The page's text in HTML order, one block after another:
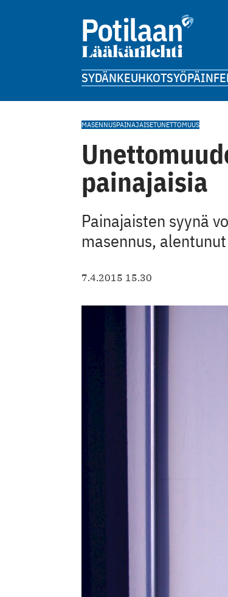
SYDÄNKEUHKOTSYÖPÄ
MASENNUSPAINAJAISETUNETTOMUUS
painajaisia
Painajaisten syynä
masennus,
7.4.2015 15.30